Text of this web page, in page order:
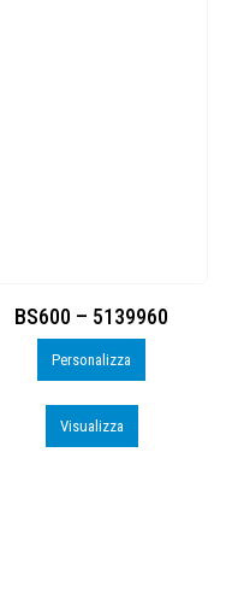
BS600 – 5139960
Personalizza
Visualizza